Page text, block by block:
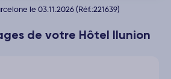
de votre Hôtel Ilunion
le 03.11.2026 (Réf.:221639)